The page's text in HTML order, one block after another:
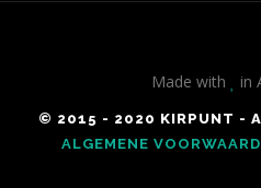
Made with in
© 2015 - 2020 KIRPUNT -
ALGEMENE